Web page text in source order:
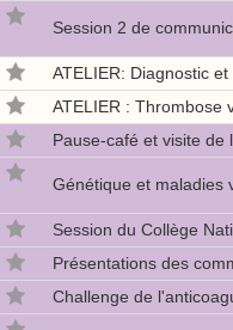
Session 2 de
ATELIER: Diagnostic
ATELIER : Thrombose
Pause-café et visite de
Génétique et maladies
Session du Collège
Présentations des
Challenge de